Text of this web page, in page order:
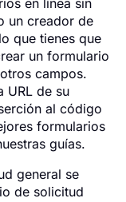
en línea sin
un creador de
que tienes que
un formulario
campos.
URL de su
al código
formularios
guías.
general se
de solicitud